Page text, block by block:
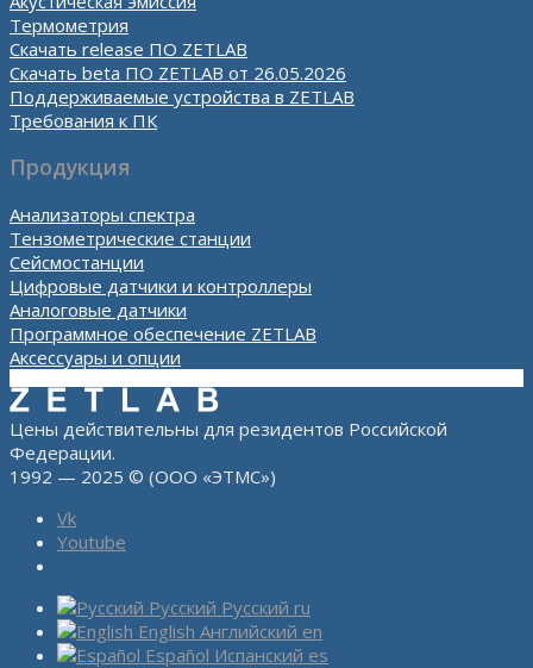
Термометрия
Скачать release ПО ZETLAB
Скачать beta ПО ZETLAB от 26.05.2026
Поддерживаемые устройства в ZETLAB
Требования к ПК
Продукция
Анализаторы спектра
Тензометрические станции
Сейсмостанции
Цифровые датчики и контроллеры
Аналоговые датчики
Программное обеспечение ZETLAB
Аксессуары и опции
Цены действительны для резидентов Российской
Федерации.
1992 — 2025 © (ООО «ЭТМС»)
Vk
Youtube
Русский Русский ru
English Английский en
Español Испанский es